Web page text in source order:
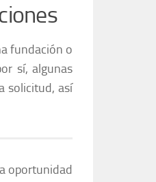
fundación o
sí, algunas
solicitud, así
oportunidad